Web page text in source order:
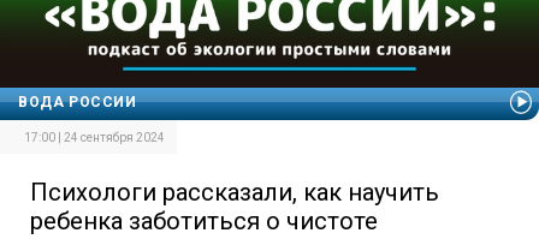
ВОДА РОССИИ
17:00 | 24 сентября 2024
Психологи рассказали, как научить
ребенка заботиться о чистоте